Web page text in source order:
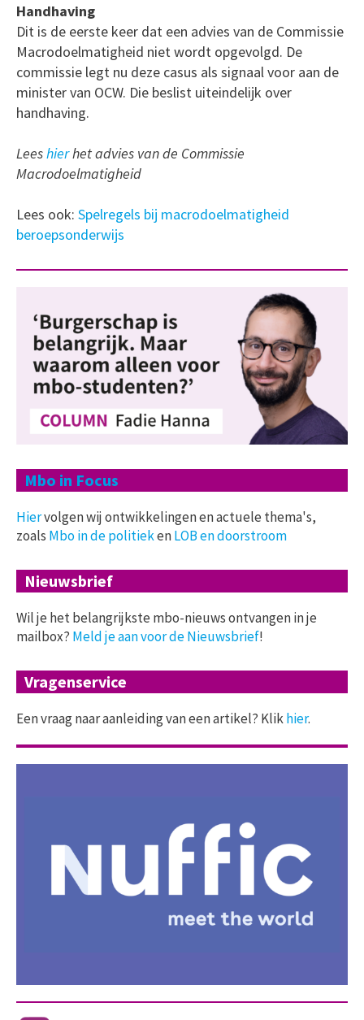
Handhaving
Dit is de eerste keer dat een advies van de Commissie
Macrodoelmatigheid niet wordt opgevolgd. De
commissie legt nu deze casus als signaal voor aan de
minister van OCW. Die beslist uiteindelijk over
handhaving.
Leeshierhet advies van de Commissie
Macrodoelmatigheid
Lees ook: Spelregels bij macrodoelmatigheid
beroepsonderwijs
Mbo in Focus
Hiervolgen wij ontwikkelingen en actuele thema's,
zoals Mbo in de politiekenLOB en doorstroom
Nieuwsbrief
Wil je het belangrijkste mbo-nieuws ontvangen in je
mailbox? Meld je aan voor de Nieuwsbrief!
Vragenservice
Een vraag naar aanleiding van een artikel? Klikhier.